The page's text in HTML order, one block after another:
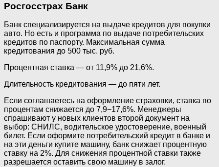
Росгосстрах Банк
Банк специализируется на выдаче кредитов для покупки
авто. Но есть и программа по выдаче потребительских
кредитов по паспорту. Максимальная сумма
кредитования до 500 тыс. руб.
Процентная ставка — от 11,9% до 21,6%.
Длительность кредитования — до пяти лет.
Если соглашаетесь на оформление страховки, ставка по
процентам снижается до 7,9−17,6%. Менеджеры
спрашивают у новых клиентов второй документ на
выбор: СНИЛС, водительское удостоверение, военный
билет. Если оформите потребительский кредит в банке и
на эти деньги купите машину, банк снижает процентную
ставку на 2%. Для снижения процентной ставки также
разрешается оставить свою машину в залог.